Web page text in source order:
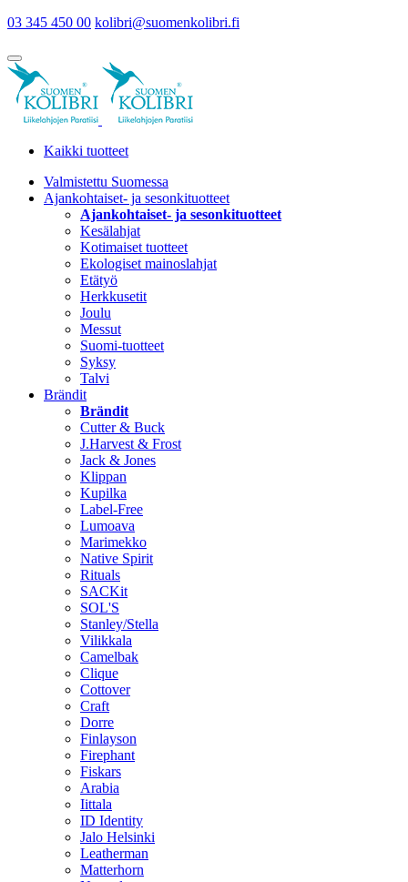
03 345 450 00 kolibri@suomenkolibri.fi
Kaikki tuotteet
Valmistettu Suomessa
Ajankohtaiset- ja sesonkituotteet
Ajankohtaiset- ja sesonkituotteet
Kesälahjat
Kotimaiset tuotteet
Ekologiset mainoslahjat
Etätyö
Herkkusetit
Joulu
Messut
Suomi-tuotteet
Syksy
Talvi
Brändit
Brändit
Cutter & Buck
J.Harvest & Frost
Jack & Jones
Klippan
Kupilka
Label-Free
Lumoava
Marimekko
Native Spirit
Rituals
SACKit
SOL'S
Stanley/Stella
Vilikkala
Camelbak
Clique
Cottover
Craft
Dorre
Finlayson
Firephant
Fiskars
Arabia
Iittala
ID Identity
Jalo Helsinki
Leatherman
Matterhorn